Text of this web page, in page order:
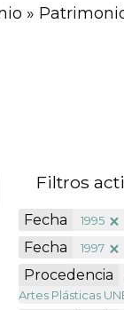
»
Filtros
Fecha 1995
Fecha 1997
Procedencia
Artes Plásticas